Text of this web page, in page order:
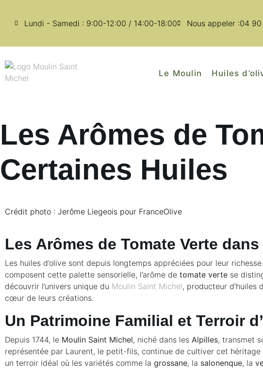
Lundi - Samedi : 9:00-12:00 / 14:00-18:00 Nous appeler :04
Le Moulin Huiles
Les Arômes de
Certaines Huiles
Crédit photo : Jerôme Liegeois pour FranceOlive
Les Arômes de Tomate Verte
Les huiles d’olive sont depuis longtemps appréciées pour leur richesse
composent cette palette sensorielle, l’arôme de tomate verte se
découvrir l’univers unique du Moulin Saint Michel, producteur d’huiles
cœur de leurs créations.
Un Patrimoine Familial et Terroir
Depuis 1744, le Moulin Saint Michel, niché dans les Alpilles, transmet
représentée par Laurent, le petit-fils, continue de cultiver cet
un terroir idéal où les variétés comme la grossane, la salonenque, la